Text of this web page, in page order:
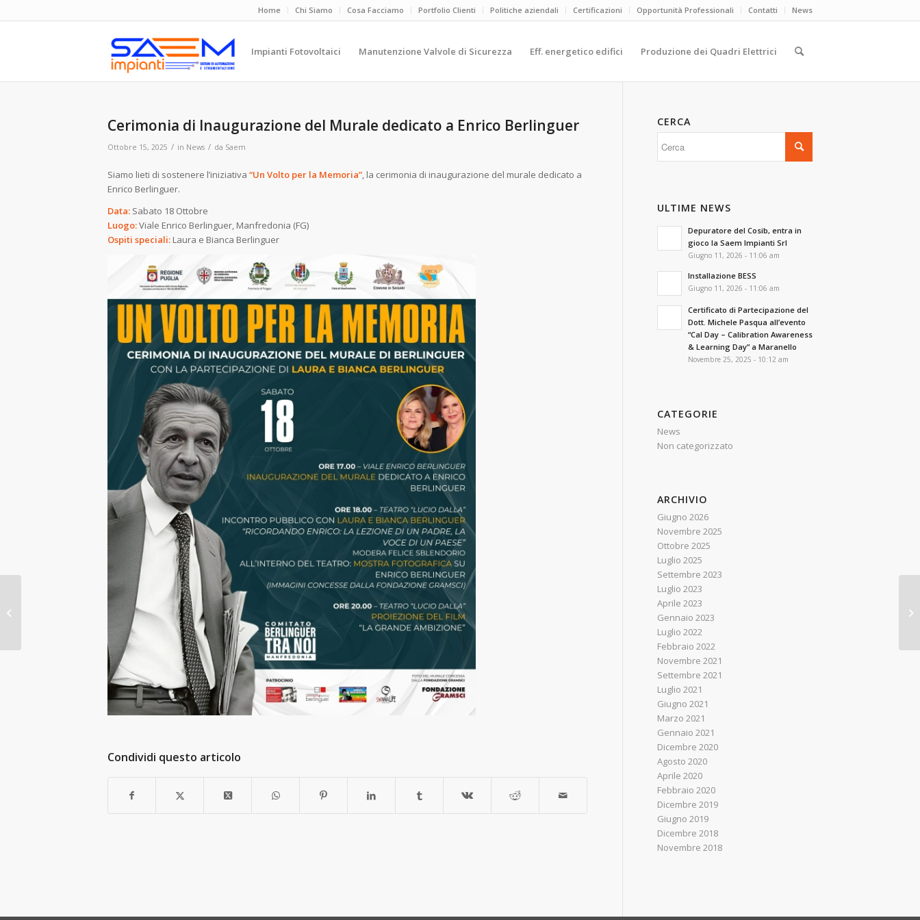
Home Chi Siamo Cosa Facciamo Portfolio Clienti Politiche aziendali Certificazioni Opportunità Professionali Contatti News
Impianti Fotovoltaici Manutenzione Valvole di Sicurezza Eff. energetico edifici Produzione dei Quadri Elettrici
Cerimonia di Inaugurazione del Murale dedicato a Enrico Berlinguer
Ottobre 15, 2025 / in News / da Saem
Siamo lieti di sostenere l’iniziativa “Un Volto per la Memoria”, la cerimonia di inaugurazione del murale dedicato a
Enrico Berlinguer.
Data: Sabato 18 Ottobre
Luogo:Viale Enrico Berlinguer, Manfredonia (FG)
Ospiti speciali: Laura e Bianca Berlinguer
Condividi questo articolo
CERCA
ULTIME NEWS
Depuratore del Cosib, entra in
gioco la Saem Impianti Srl
Giugno 11, 2026 - 11:06 am
Installazione BESS
Giugno 11, 2026 - 11:06 am
Certificato di Partecipazione del
Dott. Michele Pasqua all’evento
“Cal Day – Calibration Awareness
& Learning Day” a Maranello
Novembre 25, 2025 - 10:12 am
CATEGORIE
News
Non categorizzato
ARCHIVIO
Giugno 2026
Novembre 2025
Ottobre 2025
Luglio 2025
Settembre 2023
Luglio 2023
Aprile 2023
Gennaio 2023
Luglio 2022
Febbraio 2022
Novembre 2021
Settembre 2021
Luglio 2021
Giugno 2021
Marzo 2021
Gennaio 2021
Dicembre 2020
Agosto 2020
Aprile 2020
Febbraio 2020
Dicembre 2019
Giugno 2019
Dicembre 2018
Novembre 2018
La Saem Impianti Srl ha contribuito
alla Realizzazione del Murale